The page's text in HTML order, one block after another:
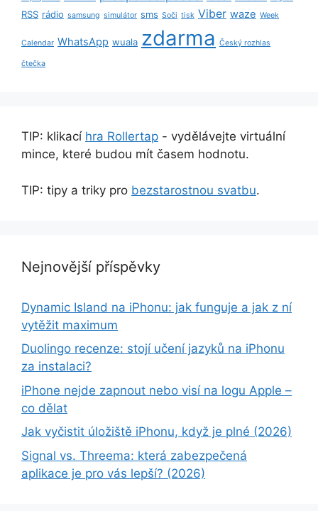
RSS rádio samsung simulátor sms Soči tisk Viber waze Week
Calendar WhatsApp wuala zdarma Český rozhlas
čtečka
TIP: klikací hra Rollertap - vydělávejte virtuální
mince, které budou mít časem hodnotu.
TIP: tipy a triky pro bezstarostnou svatbu.
Nejnovější příspěvky
Dynamic Island na iPhonu: jak funguje a jak z ní
vytěžit maximum
Duolingo recenze: stojí učení jazyků na iPhonu
za instalaci?
iPhone nejde zapnout nebo visí na logu Apple –
co dělat
Jak vyčistit úložiště iPhonu, když je plné (2026)
Signal vs. Threema: která zabezpečená
aplikace je pro vás lepší? (2026)